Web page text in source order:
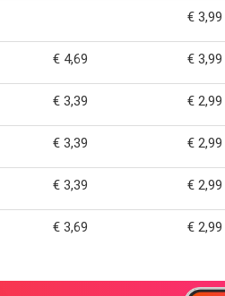
€ 3,99
€ 4,69 € 3,99
€ 3,39 € 2,99
€ 3,39 € 2,99
€ 3,39 € 2,99
€ 3,69 € 2,99